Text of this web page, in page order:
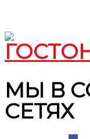
МЫ В
СЕТЯХ